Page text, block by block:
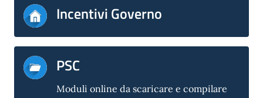
Incentivi Governo
PSC
Moduli online da scaricare e compilare